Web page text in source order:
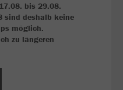
bis 29.08.
sind deshalb keine
möglich.
zu längeren